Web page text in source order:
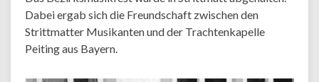
Dabei ergab sich die Freundschaft zwischen den
Strittmatter Musikanten und der Trachtenkapelle
Peiting aus Bayern.